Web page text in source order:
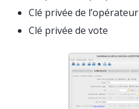
Clé privée de l’opérateur
Clé privée de vote